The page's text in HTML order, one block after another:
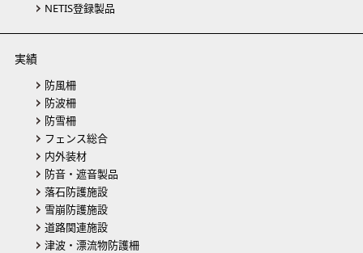
NETIS登録製品
実績
防風柵
防波柵
防雪柵
フェンス総合
内外装材
防音・遮音製品
落石防護施設
雪崩防護施設
道路関連施設
津波・漂流物防護柵